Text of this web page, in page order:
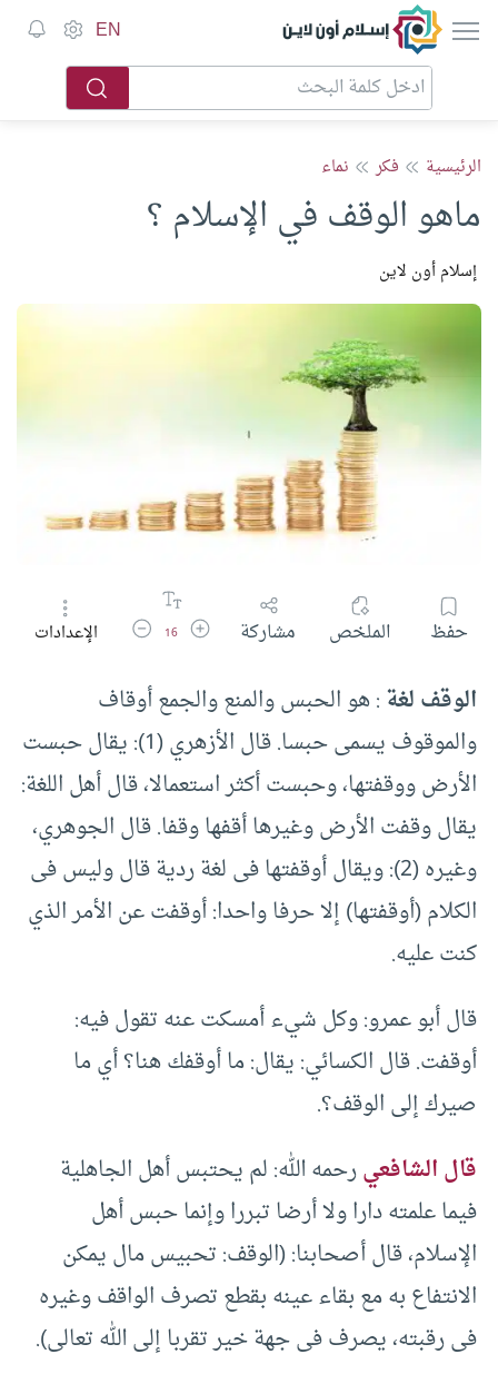
إسلام أون لاين EN
الرئيسية فكر نماء
ماهو الوقف في الإسلام ؟
إسلام أون لاين
حفظ الملخص مشاركة زيادة حجم الخط
16 تقليل حجم الخط
الإعدادات
الوقف لغة: هو الحبس والمنع والجمع أوقاف
والموقوف يسمى حبسا. قال الأزهري (1): يقال حبست
الأرض ووقفتها، وحبست أكثر استعمالا، قال أهل اللغة:
يقال وقفت الأرض وغيرها أقفها وقفا. قال الجوهري،
وغيره (2): ويقال أوقفتها فى لغة ردية قال وليس فى
الكلام (أوقفتها) إلا حرفا واحدا: أوقفت عن الأمر الذي
كنت عليه.
قال أبو عمرو: وكل شيء أمسكت عنه تقول فيه:
أوقفت. قال الكسائي: يقال: ما أوقفك هنا؟ أي ما
صيرك إلى الوقف؟.
قال الشافعيرحمه الله: لم يحتبس أهل الجاهلية
فيما علمته دارا ولا أرضا تبررا وإنما حبس أهل
الإسلام، قال أصحابنا: (الوقف: تحبيس مال يمكن
الانتفاع به مع بقاء عينه بقطع تصرف الواقف وغيره
فى رقبته، يصرف فى جهة خير تقربا إلى الله تعالى).